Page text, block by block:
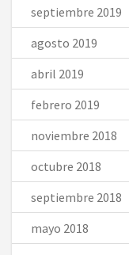
septiembre 2019
agosto 2019
abril 2019
febrero 2019
noviembre 2018
octubre 2018
septiembre 2018
mayo 2018